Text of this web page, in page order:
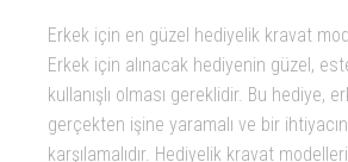
Erkek için en güzel hediyelik kravat
Erkek için alınacak hediyenin güzel,
kullanışlı olması gereklidir. Bu hediye,
gerçekten işine yaramalı ve bir
karşılamalıdır. Hediyelik kravat